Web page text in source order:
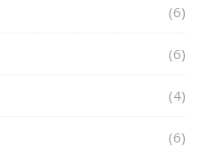
(6)
(6)
(4)
(6)